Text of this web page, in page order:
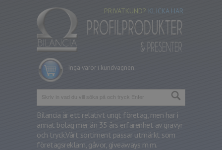
Inga varor i kundvagnen.
PRIVATKUND? KLICKA HÄR
Bilancia är ett relativt ungt företag, men har i
annat bolag mer än 35 års erfarenhet av gravyr
och tryck.Vårt sortiment passar utmärkt som
företagsreklam, gåvor, giveaways m.m.